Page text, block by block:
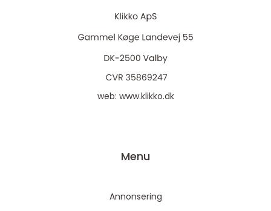
web: www.klikko.dk
Menu
Annonsering